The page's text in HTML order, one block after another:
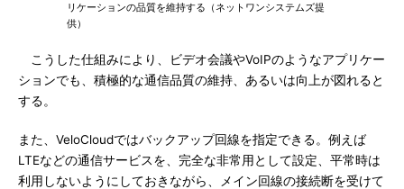
リケーションの品質を維持する（ネットワンシステムズ提
供）
こうした仕組みにより、ビデオ会議やVoIPのようなアプリケー
ションでも、積極的な通信品質の維持、あるいは向上が図れると
する。
また、VeloCloudではバックアップ回線を指定できる。例えば
LTEなどの通信サービスを、完全な非常用として設定、平常時は
利用しないようにしておきながら、メイン回線の接続断を受けて